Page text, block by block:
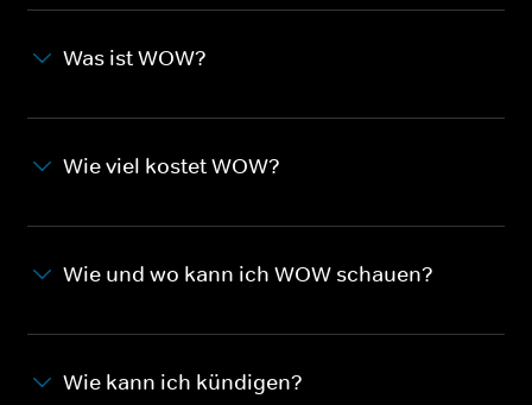
Was ist WOW?
Wie viel kostet WOW?
Wie und wo kann ich WOW schauen?
Wie kann ich kündigen?